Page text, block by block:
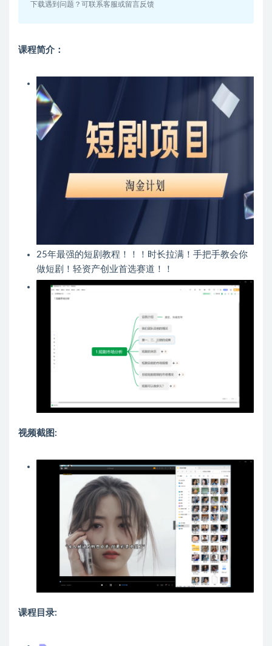
下载遇到问题？可联系客服或留言反馈
课程简介：
25年最强的短剧教程！！！时长拉满！手把手教会你
做短剧！轻资产创业首选赛道！！
视频截图:
课程目录: